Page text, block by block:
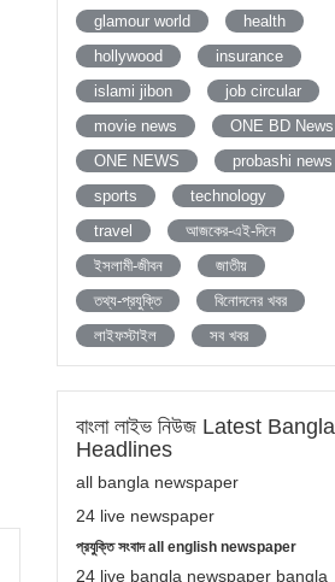
glamour world
health
hollywood
insurance
islami jibon
job circular
movie news
ONE BD News
ONE NEWS
probashi news
sports
technology
travel
আজকের-এই-দিনে
ইসলামী-জীবন
জাতীয়
তথ্য-প্রযুক্তি
বিনোদনের খবর
লাইফস্টাইল
সব খবর
বাংলা লাইভ নিউজ Latest Bangla
Headlines
all bangla newspaper
24 live newspaper
প্রযুক্তি সংবাদ all english newspaper
24 live bangla newspaper bangla